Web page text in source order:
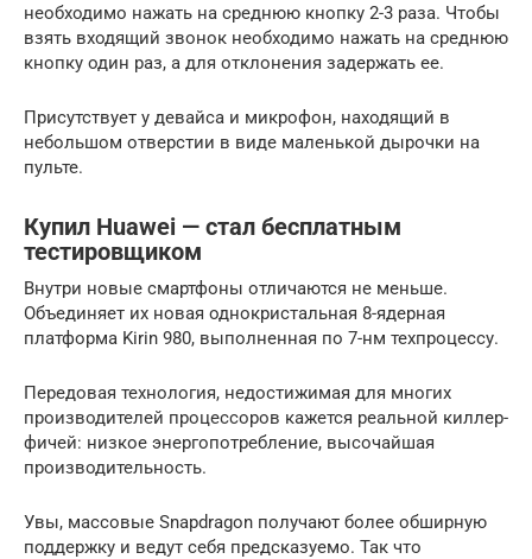
необходимо нажать на среднюю кнопку 2-3 раза. Чтобы
взять входящий звонок необходимо нажать на среднюю
кнопку один раз, а для отклонения задержать ее.
Присутствует у девайса и микрофон, находящий в
небольшом отверстии в виде маленькой дырочки на
пульте.
Купил Huawei — стал бесплатным
тестировщиком
Внутри новые смартфоны отличаются не меньше.
Объединяет их новая однокристальная 8-ядерная
платформа Kirin 980, выполненная по 7-нм техпроцессу.
Передовая технология, недостижимая для многих
производителей процессоров кажется реальной киллер-
фичей: низкое энергопотребление, высочайшая
производительность.
Увы, массовые Snapdragon получают более обширную
поддержку и ведут себя предсказуемо. Так что